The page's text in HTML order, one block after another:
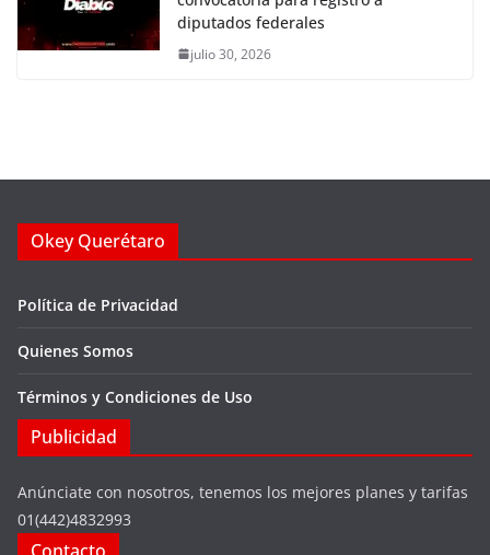
diputados federales
julio 30, 2026
Okey Querétaro
Política de Privacidad
Quienes Somos
Términos y Condiciones de Uso
Publicidad
Anúnciate con nosotros, tenemos los mejores planes y tarifas
01(442)4832993